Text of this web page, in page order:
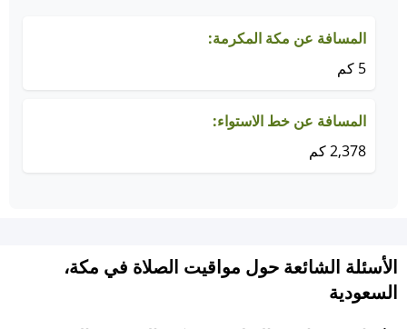
المسافة عن مكة المكرمة:
5 كم
المسافة عن خط الاستواء:
2,378 كم
الأسئلة الشائعة حول مواقيت الصلاة في مكة،
السعودية